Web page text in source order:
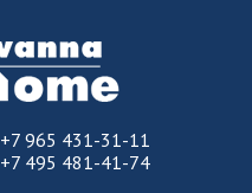
+7 965 431-31-11
+7 495 481-41-74